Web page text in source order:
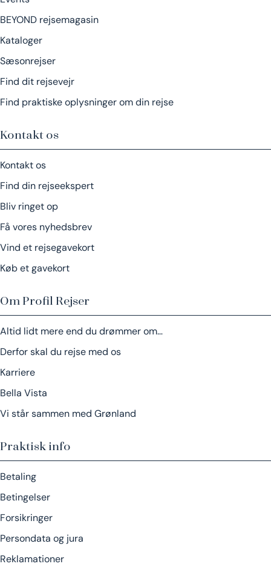
BEYOND rejsemagasin
Kataloger
Sæsonrejser
Find dit rejsevejr
Find praktiske oplysninger om din rejse
Kontakt os
Kontakt os
Find din rejseekspert
Bliv ringet op
Få vores nyhedsbrev
Vind et rejsegavekort
Køb et gavekort
Om Profil Rejser
Altid lidt mere end du drømmer om…
Derfor skal du rejse med os
Karriere
Bella Vista
Vi står sammen med Grønland
Praktisk info
Betaling
Betingelser
Forsikringer
Persondata og jura
Reklamationer